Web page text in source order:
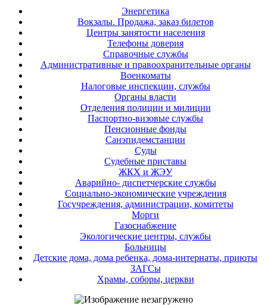
Энергетика
Вокзалы. Продажа, заказ билетов
Центры занятости населения
Телефоны доверия
Справочные службы
Административные и правоохранительные органы
Военкоматы
Налоговые инспекции, службы
Органы власти
Отделения полиции и милиции
Паспортно-визовые службы
Пенсионные фонды
Санэпидемстанции
Суды
Судебные приставы
ЖКХ и ЖЭУ
Аварийно- диспетчерские службы
Социально-экономические учреждения
Госучреждения, администрации, комитеты
Морги
Газоснабжение
Экологические центры, службы
Больницы
Детские дома, дома ребенка, дома-интернаты, приюты
ЗАГСы
Храмы, соборы, церкви